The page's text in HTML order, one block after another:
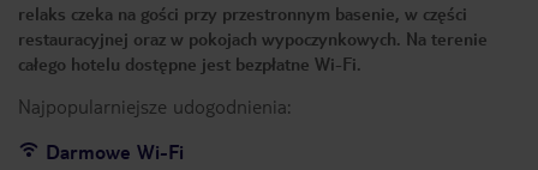
relaks czeka na gości przy przestronnym basenie, w części
restauracyjnej oraz w pokojach wypoczynkowych. Na terenie
całego hotelu dostępne jest bezpłatne Wi-Fi.
Najpopularniejsze udogodnienia:
Darmowe Wi-Fi